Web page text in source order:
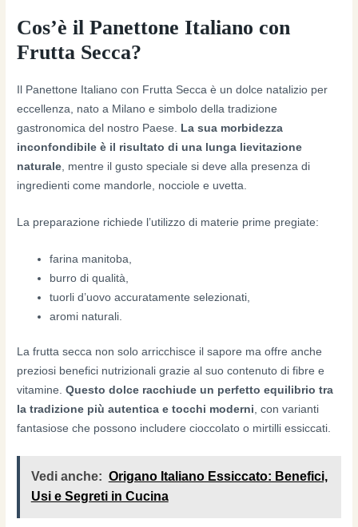
Cos’è il Panettone Italiano con
Frutta Secca?
Il Panettone Italiano con Frutta Secca è un dolce natalizio per
eccellenza, nato a Milano e simbolo della tradizione
gastronomica del nostro Paese. La sua morbidezza
inconfondibile è il risultato di una lunga lievitazione
naturale, mentre il gusto speciale si deve alla presenza di
ingredienti come mandorle, nocciole e uvetta.
La preparazione richiede l’utilizzo di materie prime pregiate:
farina manitoba,
burro di qualità,
tuorli d’uovo accuratamente selezionati,
aromi naturali.
La frutta secca non solo arricchisce il sapore ma offre anche
preziosi benefici nutrizionali grazie al suo contenuto di fibre e
vitamine.Questo dolce racchiude un perfetto equilibrio tra
la tradizione più autentica e tocchi moderni, con varianti
fantasiose che possono includere cioccolato o mirtilli essiccati.
Vedi anche: Origano Italiano Essiccato: Benefici,
Usi e Segreti in Cucina